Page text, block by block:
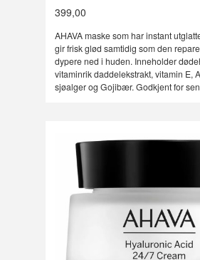
399,00
AHAVA maske som har instant
gir frisk glød samtidig som den
dypere ned i huden. Inneholder
vitaminrik daddelekstrakt, vitamin E,
sjøalger og Gojibær. Godkjent for